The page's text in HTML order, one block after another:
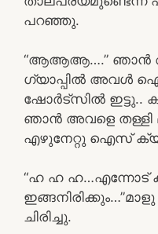
പറഞ്ഞു.
“ആആആ….” ഞാൻ
ഗ്യാപ്പിൽ അവൾ
ഷോർട്സിൽ ഇട്ടു..
ഞാൻ അവളെ തള്ളി
എഴുനേറ്റു ഐസ്
“ഹ ഹ ഹ…എന്നോട്
ചിരിച്ചു.